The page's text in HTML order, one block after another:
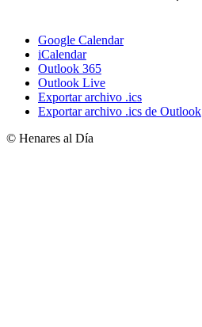
Google Calendar
iCalendar
Outlook 365
Outlook Live
Exportar archivo .ics
Exportar archivo .ics de Outlook
© Henares al Día